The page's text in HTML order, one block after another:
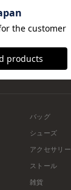
バッグ
シューズ
アクセサリー
ストール
雑貨